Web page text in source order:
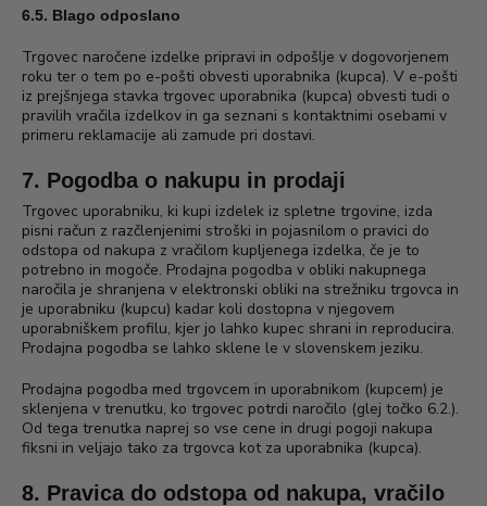
6.5. Blago odposlano
Trgovec naročene izdelke pripravi in odpošlje v dogovorjenem
roku ter o tem po e-pošti obvesti uporabnika (kupca). V e-pošti
iz prejšnjega stavka trgovec uporabnika (kupca) obvesti tudi o
pravilih vračila izdelkov in ga seznani s kontaktnimi osebami v
primeru reklamacije ali zamude pri dostavi.
7. Pogodba o nakupu in prodaji
Trgovec uporabniku, ki kupi izdelek iz spletne trgovine, izda
pisni račun z razčlenjenimi stroški in pojasnilom o pravici do
odstopa od nakupa z vračilom kupljenega izdelka, če je to
potrebno in mogoče. Prodajna pogodba v obliki nakupnega
naročila je shranjena v elektronski obliki na strežniku trgovca in
je uporabniku (kupcu) kadar koli dostopna v njegovem
uporabniškem profilu, kjer jo lahko kupec shrani in reproducira.
Prodajna pogodba se lahko sklene le v slovenskem jeziku.
Prodajna pogodba med trgovcem in uporabnikom (kupcem) je
sklenjena v trenutku, ko trgovec potrdi naročilo (glej točko 6.2.).
Od tega trenutka naprej so vse cene in drugi pogoji nakupa
fiksni in veljajo tako za trgovca kot za uporabnika (kupca).
8. Pravica do odstopa od nakupa, vračilo